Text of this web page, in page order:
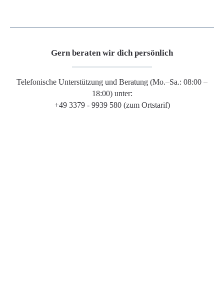
Gern beraten wir dich persönlich
Telefonische Unterstützung und Beratung (Mo.–Sa.: 08:00 –
18:00) unter:
+49 3379 - 9939 580 (zum Ortstarif)